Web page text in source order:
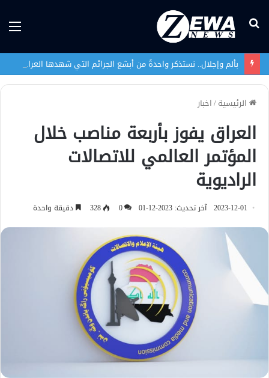
بحث
بألم وإجلال.. نستذكر واحدةً من أبشع الجرائم التي شهدها العراق في تاريخه الحديث
الرئيسية/اخبار
العراق يفوز بأربعة مناصب خلال
المؤتمر العالمي للاتصالات
الراديوية
2023-12-01 آخر تحديث: 2023-12-01 0
328 دقيقة واحدة